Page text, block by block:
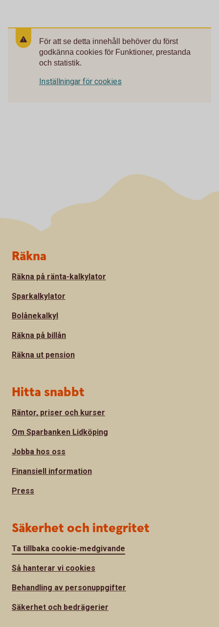
För att se detta innehåll behöver du först
godkänna cookies för Funktioner, prestanda
och statistik.
Inställningar för cookies
Sidfot
Räkna
Räkna på ränta-kalkylator
Sparkalkylator
Bolånekalkyl
Räkna på billån
Räkna ut pension
Hitta snabbt
Räntor, priser och kurser
Om Sparbanken Lidköping
Jobba hos oss
Finansiell information
Press
Säkerhet och integritet
Ta tillbaka cookie-medgivande
Så hanterar vi cookies
Behandling av personuppgifter
Säkerhet och bedrägerier